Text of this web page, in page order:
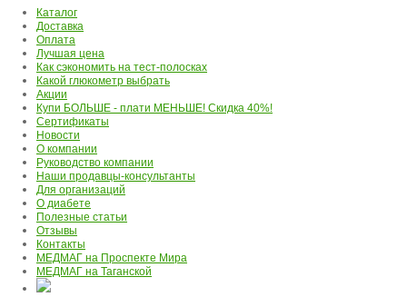
Каталог
Доставка
Оплата
Лучшая цена
Как сэкономить на тест-полосках
Какой глюкометр выбрать
Акции
Купи БОЛЬШЕ - плати МЕНЬШЕ! Скидка 40%!
Сертификаты
Новости
О компании
Руководство компании
Наши продавцы-консультанты
Для организаций
О диабете
Полезные статьи
Отзывы
Контакты
МЕДМАГ на Проспекте Мира
МЕДМАГ на Таганской